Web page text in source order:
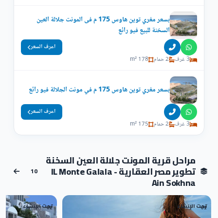
بسعر مغري توين هاوس 175 م فى المونت جلالة العين
السخنة للبيع فيو رائع
3 غرف 2 حمام 178 m²
اعرف السعر
بسعر مغري توين هاوس 175 م في مونت الجلالة فيو رائع
3 غرف 2 حمام 175 m²
اعرف السعر
مراحل قرية المونت جلالة العين السخنة
تطوير مصر العقارية - IL Monte Galala
Ain Sokhna
10
تحت الإنشاء
01 تحت الإنشاء
02